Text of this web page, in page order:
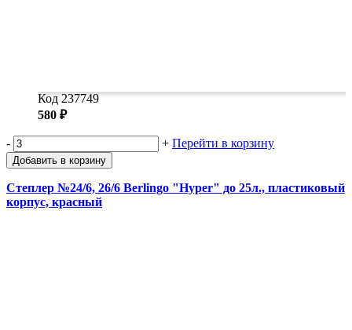
Код 237749
580 ₽
- + Перейти в корзину
Добавить в корзину
Степлер №24/6, 26/6 Berlingo "Hyper" до 25л., пластиковый
корпус, красный